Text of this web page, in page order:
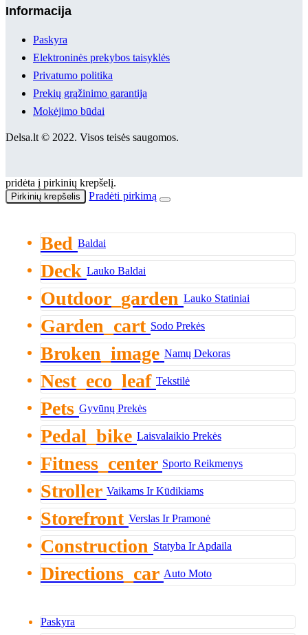
Informacija
Paskyra
Elektroninės prekybos taisyklės
Privatumo politika
Prekių grąžinimo garantija
Mokėjimo būdai
Delsa.lt © 2022. Visos teisės saugomos.
pridėta į pirkinių krepšelį.
Pirkinių krepšelis Pradėti pirkimą
Bed Baldai
Deck Lauko Baldai
Outdoor_garden Lauko Statiniai
Garden_cart Sodo Prekės
Broken_image Namų Dekoras
Nest_eco_leaf Tekstilė
Pets Gyvūnų Prekės
Pedal_bike Laisvalaikio Prekės
Fitness_center Sporto Reikmenys
Stroller Vaikams Ir Kūdikiams
Storefront Verslas Ir Pramonė
Construction Statyba Ir Apdaila
Directions_car Auto Moto
Paskyra